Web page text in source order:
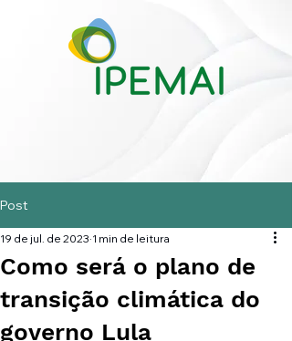
Post
Como será o plano de
transição climática do
governo Lula
19 de jul. de 2023 1 min de leitura